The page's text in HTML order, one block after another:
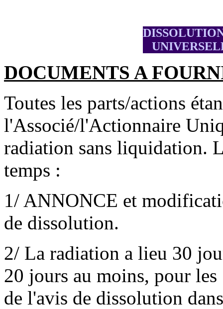
DOCUMENTS A
Toutes les parts/actions
l'Associé/l'Actionnaire
radiation sans liquidation.
temps :
1/ ANNONCE et
de dissolution.
2/ La radiation a lieu 30
20 jours au moins, pour
de l'avis de dissolution